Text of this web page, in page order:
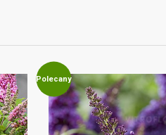
Polecany